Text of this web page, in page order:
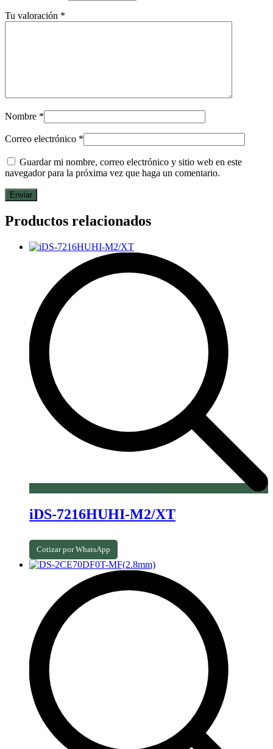
Tu valoración *
Nombre *
Correo electrónico *
Guardar mi nombre, correo electrónico y sitio web en este
navegador para la próxima vez que haga un comentario.
Productos relacionados
iDS-7216HUHI-M2/XT
Cotizar por WhatsApp